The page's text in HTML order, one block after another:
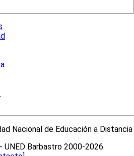
Barbastro 2000-2026.